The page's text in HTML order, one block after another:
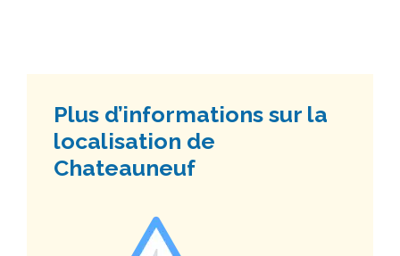
Plus d’informations sur la
localisation de
Chateauneuf